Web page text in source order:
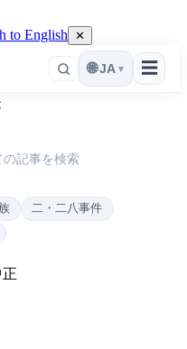
to English ✕
☰
🌐 JA ▾
記事を検索
二・二八事件